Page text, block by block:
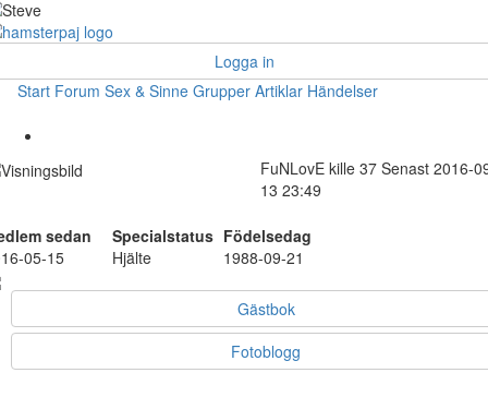
Logga in
Start Forum Sex & Sinne Grupper Artiklar Händelser
FuNLovE kille 37 Senast 2016-
13 23:49
sedan Specialstatus Födelsedag
05-15
Hjälte 1988-09-21
Gästbok
Fotoblogg